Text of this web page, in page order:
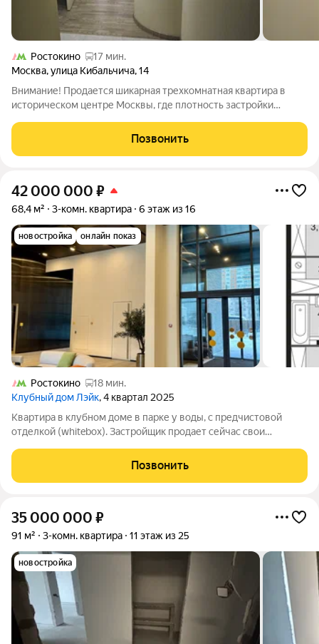
Ростокино
17 мин.
Москва,улица Кибальчича,14
Внимание! Продается шикарная трехкомнатная квартира в
историческом центре Москвы, где плотность застройки
тем удобнейшая инфраструктура улиц столицы. До станции
метро ВДНХ можно дойти пешком за
Позвонить
42 000 000 ₽
68,4 м² 3-комн. квартира 6 этаж из 16
новостройка онлайн показ
Ростокино
18 мин.
Клубный дом Лэйк, 4 квартал 2025
Квартира в клубном доме в парке у воды, с предчистовой
отделкой (whitebox). Застройщик продает сейчас свои
ходьбы от станции метро Свиблово. Рядом школы, детские
сады, кинотеатр, магазины и
Позвонить
35 000 000 ₽
91 м² 3-комн. квартира 11 этаж из 25
новостройка